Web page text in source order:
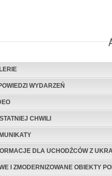
WYDARZEŃ
CHWILI
DLA UCHODŹCÓW Z
I ZMODERNIZOWANE OBIEKTY